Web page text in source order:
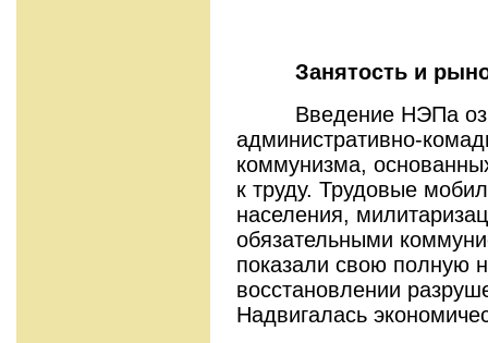
Занятость и
Введение НЭПа
административно-
коммунизма,
к труду. Трудовые
населения,
обязательными
показали свою полную
восстановлении
Надвигалась